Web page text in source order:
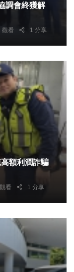
調會終獲解
觀看 1 分享
額利潤詐騙
看 1 分享